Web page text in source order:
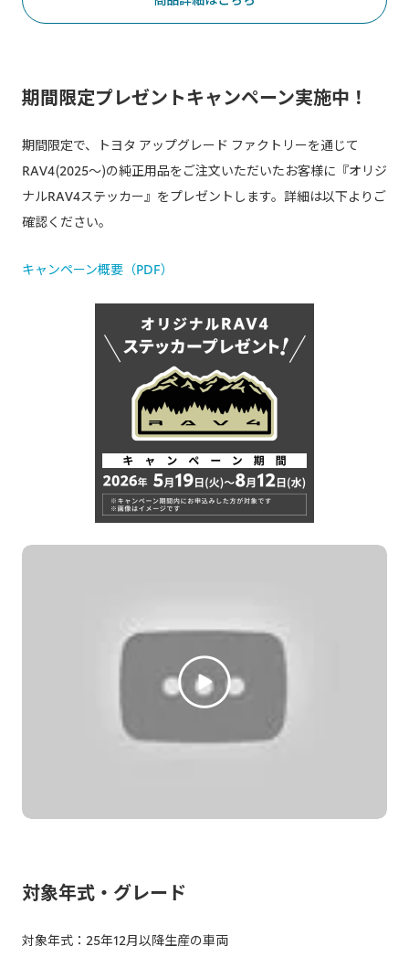
期間限定プレゼントキャンペーン実施中！
期間限定で、トヨタ アップグレード ファクトリーを通じて
RAV4(2025～)の純正用品をご注文いただいたお客様に『オリジ
ナルRAV4ステッカー』をプレゼントします。詳細は以下よりご
確認ください。​
キャンペーン概要（PDF）
対象年式・グレード
対象年式：25年12月以降生産の車両